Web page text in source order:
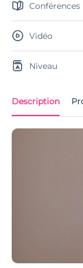
Description
Conférences
Vidéo
Niveau